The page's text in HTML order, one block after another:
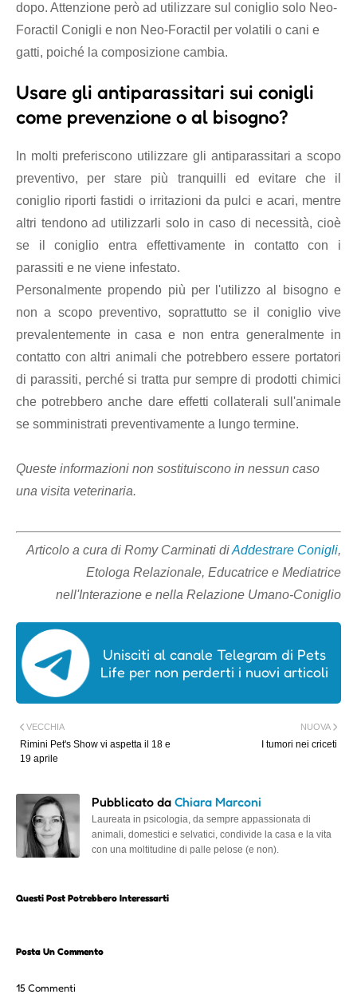
dopo. Attenzione però ad utilizzare sul coniglio solo Neo-
Foractil Conigli e non Neo-Foractil per volatili o cani e
gatti, poiché la composizione cambia.
Usare gli antiparassitari sui conigli
come prevenzione o al bisogno?
In molti preferiscono utilizzare gli antiparassitari a scopo
preventivo, per stare più tranquilli ed evitare che il
coniglio riporti fastidi o irritazioni da pulci e acari, mentre
altri tendono ad utilizzarli solo in caso di necessità, cioè
se il coniglio entra effettivamente in contatto con i
parassiti e ne viene infestato.
Personalmente propendo più per l'utilizzo al bisogno e
non a scopo preventivo, soprattutto se il coniglio vive
prevalentemente in casa e non entra generalmente in
contatto con altri animali che potrebbero essere portatori
di parassiti, perché si tratta pur sempre di prodotti chimici
che potrebbero anche dare effetti collaterali sull'animale
se somministrati preventivamente a lungo termine.
Queste informazioni non sostituiscono in nessun caso
una visita veterinaria.
Articolo a cura di Romy Carminati diAddestrare Conigli,
Etologa Relazionale, Educatrice e Mediatrice
nell'Interazione e nella Relazione Umano-Coniglio
Unisciti al canale Telegram di Pets
Life per non perderti i nuovi articoli
NUOVA
I tumori nei criceti
VECCHIA
Rimini Pet's Show vi aspetta il 18 e
19 aprile
Pubblicato da Chiara Marconi
Laureata in psicologia, da sempre appassionata di
animali, domestici e selvatici, condivide la casa e la vita
con una moltitudine di palle pelose (e non).
Questi Post Potrebbero Interessarti
Posta Un Commento
15 Commenti